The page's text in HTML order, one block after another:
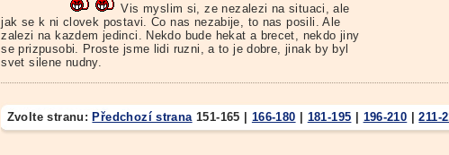
Vis myslim si, ze nezalezi na situaci, ale
jak se k ni clovek postavi. Co nas nezabije, to nas posili. Ale
zalezi na kazdem jedinci. Nekdo bude hekat a brecet, nekdo jiny
se prizpusobi. Proste jsme lidi ruzni, a to je dobre, jinak by byl
svet silene nudny.
Zvolte stranu: Předchozí strana 151-165 166-180 181-195 196-210 |211-